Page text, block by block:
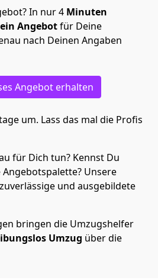
In nur 4 Minuten
Angebotfür Deine
nach Deinen Angaben
Angebot erhalten
um. Lass das mal die Profis
für Dich tun? Kennst Du
Unsere
und ausgebildete
bringen die Umzugshelfer
Umzug über die